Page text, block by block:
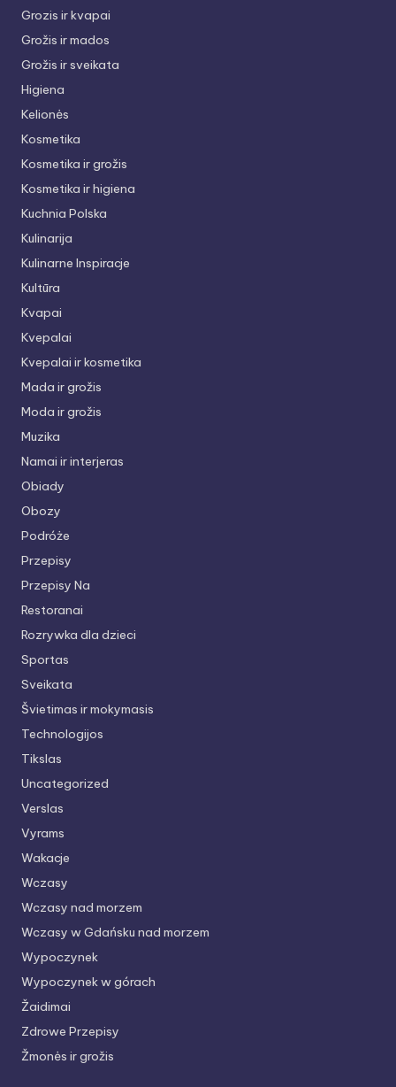
Grozis ir kvapai
Grožis ir mados
Grožis ir sveikata
Higiena
Kelionės
Kosmetika
Kosmetika ir grožis
Kosmetika ir higiena
Kuchnia Polska
Kulinarija
Kulinarne Inspiracje
Kultūra
Kvapai
Kvepalai
Kvepalai ir kosmetika
Mada ir grožis
Moda ir grožis
Muzika
Namai ir interjeras
Obiady
Obozy
Podróże
Przepisy
Przepisy Na
Restoranai
Rozrywka dla dzieci
Sportas
Sveikata
Švietimas ir mokymasis
Technologijos
Tikslas
Uncategorized
Verslas
Vyrams
Wakacje
Wczasy
Wczasy nad morzem
Wczasy w Gdańsku nad morzem
Wypoczynek
Wypoczynek w górach
Žaidimai
Zdrowe Przepisy
Žmonės ir grožis